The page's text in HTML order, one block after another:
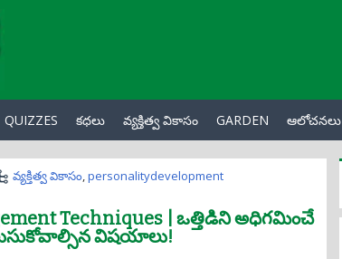
QUIZZES కధలు వ్యక్తిత్వ వికాసం GARDEN ఆలోచనలు
వ్యక్తిత్వ వికాసం,personalitydevelopment
Techniques | ఒత్తిడిని అధిగమించే
విషయాలు!